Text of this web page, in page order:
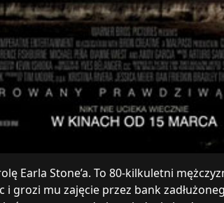
Earla Stone’a. To 80-kilkuletni
i grozi mu zajęcie przez bank